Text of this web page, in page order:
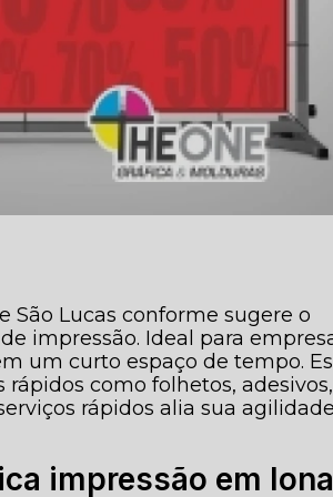
São Lucas conforme sugere o
impressão. Ideal para
um curto espaço de tempo.
como folhetos, adesivos,
rápidos alia sua
impressão em lona